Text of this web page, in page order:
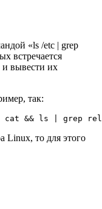
«ls /etc | grep
встречается
и вывести их
так:
&& ls | grep
Linux, то для этого